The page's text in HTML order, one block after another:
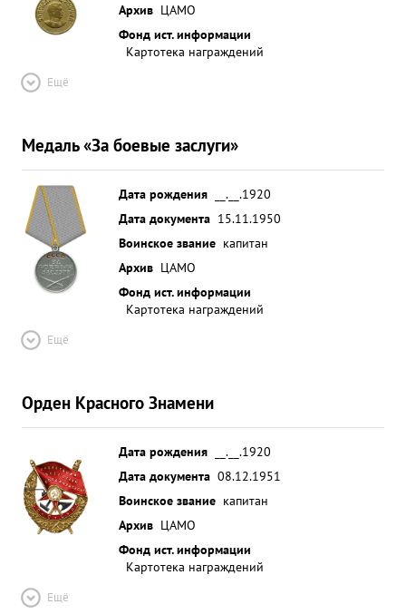
Архив ЦАМО
Фонд ист. информации
Картотека награждений
Ещё
Медаль «За боевые заслуги»
Дата рождения
__.__.1920
Дата документа 15.11.1950
Воинское звание капитан
Архив ЦАМО
Фонд ист. информации
Картотека награждений
Ещё
Орден Красного Знамени
Дата рождения
__.__.1920
Дата документа 08.12.1951
Воинское звание капитан
Архив ЦАМО
Фонд ист. информации
Картотека награждений
Ещё